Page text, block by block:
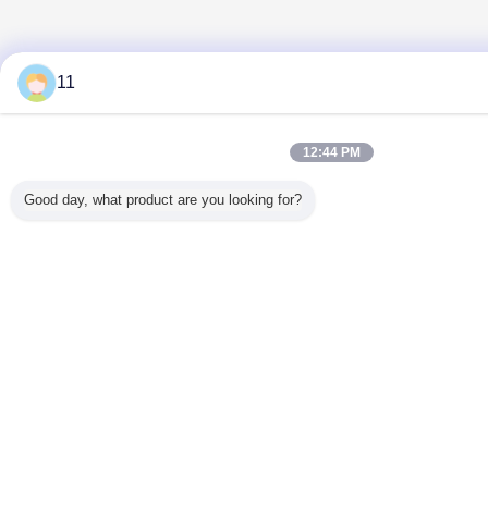
11
12:44 PM
Good day, what product are you looking for?